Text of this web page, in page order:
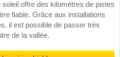
soleil offre des kilomètres de pistes
fiable. Grâce aux installations
il est possible de passer très
de la vallée.